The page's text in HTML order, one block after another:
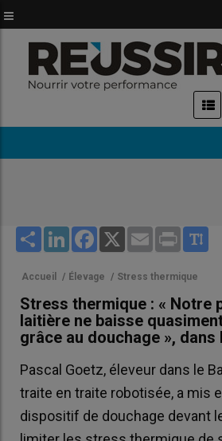
au
contenu
principal
Share LinkedInFacebook
X Email Print
Accueil / Élevage / Stress thermique
Stress thermique : « Notre
laitière ne baisse
grâce au douchage », dans
Pascal Goetz, éleveur dans le
traite en traite robotisée, a mis
dispositif de douchage devant